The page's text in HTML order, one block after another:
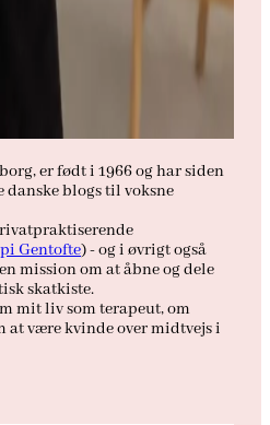
er født i 1966 og har siden
danske blogs til voksne
Gentofte) - og i øvrigt også
mission om at åbne og dele
skatkiste.
mit liv som terapeut, om
være kvinde over midtvejs i